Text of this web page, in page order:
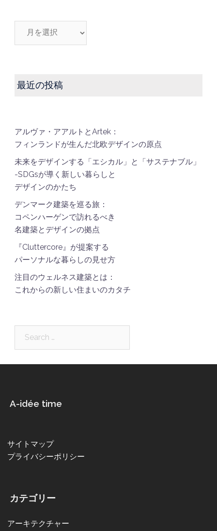
最近の投稿
アルヴァ・アアルトとArtek：
フィンランドが生んだ北欧デザインの原点
未来をデザインする「エシカル」と「サステナブル」
-SDGsが導く新しい暮らしと
デザインのかたち
デンマーク建築を巡る旅：
コペンハーゲンで訪れるべき
名建築とデザインの拠点
『Cluttercore』が提案する
パーソナルな暮らしの見せ方
注目のウェルネス建築とは：
これからの新しい住まいのカタチ
A-idée time
サイトマップ
プライバシーポリシー
カテゴリー
アーキテクチャー